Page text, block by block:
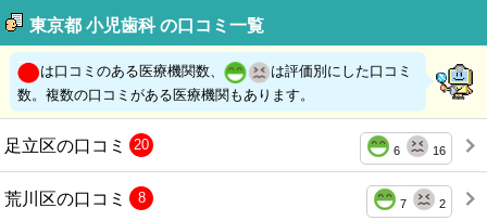
東京都 小児歯科 の口コミ一覧
は口コミのある医療機関数、
は評価別にした口コミ
数。複数の口コミがある医療機関もあります。
足立区の口コミ 6 16
20
荒川区の口コミ 7 2
8